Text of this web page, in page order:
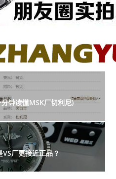
钟读懂MSK厂切利尼)
厂更接近正品？